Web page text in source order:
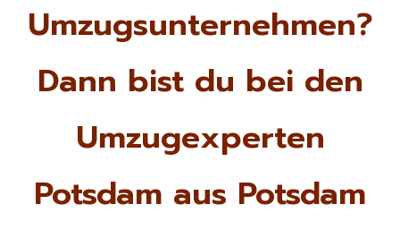
Umzugsunternehmen?
Dann bist du bei den
Umzugexperten
Potsdam aus Potsdam